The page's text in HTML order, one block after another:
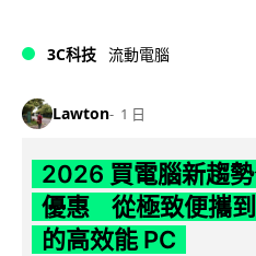
3C科技 流動電腦
Lawton 1 日
2026 買電腦新趨
優惠 從極致便攜
的高效能 PC